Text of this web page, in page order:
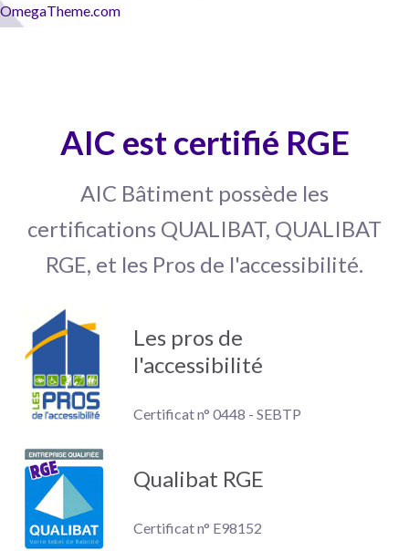
AIC est certifié RGE
AIC Bâtiment possède les
certifications QUALIBAT, QUALIBAT
RGE, et les Pros de l'accessibilité.
Les pros de
l'accessibilité
Certificat n° 0448 - SEBTP
Qualibat RGE
Certificat n° E98152